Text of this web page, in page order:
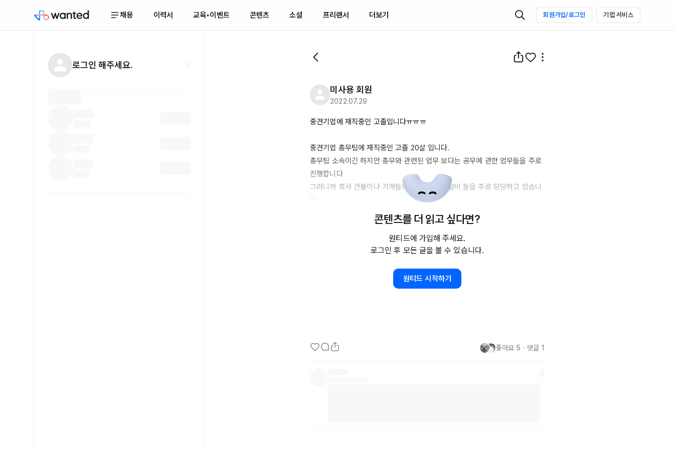
채용 이력서 교육•이벤트 콘텐츠 소셜 프리랜서 더보기 회원가입/로그인 기업 서비스
로그인 해주세요.
미사용 회원
2022.07.29
중견기업에 재직중인 고졸입니다ㅠㅠㅠ
중견기업 총무팀에 재직중인 고졸 20살 입니다.
총무팀 소속이긴 하지만 총무와 관련된 업무 보다는 공무에 관한 업무들을 주로
진행합니다
그러니까 회사 건물이나 기계들의 유지 보수와 설비 들을 주로 담당하고 있습니
그런데 너무 진짜 너무너무너무너무 힘드네요. 여름에 에어컨이 없는 곳에서 작
특히 저번달에는 회사에서 큰 작업이 있었는데 용역이나 업체들을 불러서 해야
할 것들을 거의 한달동안
그래서 이직을 고민하고 있습니다. 솔직히 이직이라기 보다 지금 가진것도 없고
스펙도 별로 없고 뭘 어떻게 해야할지 모르겠네요. 정신적으로나 육체적으로나
콘텐츠를 더 읽고 싶다면?
원티드에 가입해 주세요.
로그인 후 모든 글을 볼 수 있습니다.
원티드 시작하기
좋아요 5 ・ 댓글 1